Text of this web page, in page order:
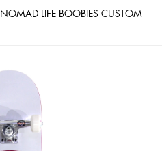
NOMAD LIFE BOOBIES CUSTOM